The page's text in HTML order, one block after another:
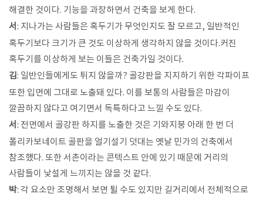
해결한 것이다. 기능을 과장하면서 건축을 보게 한다.
서 : 지나가는 사람들은 혹두기가 무엇인지도 잘 모르고, 일반적인
혹두기보다 크기가 큰 것도 이상하게 생각하지 않을 것이다.커진
혹두기를 이상하게 보는 이들은 건축가일 것이다.
김: 일반인들에게도 튀지 않을까? 골강판을 지지하기 위한 각파이프
또한 입면에 그대로 노출돼 있다. 이를 보통의 사람들은 마감이
깔끔하지 않다고 여기면서 독특하다고 느낄 수도 있다.
서 : 전면에서 골강판 하지를 노출한 것은 기와지붕 아래 한 번 더
폴리카보네이트 골판을 얼기설기 덧대는 옛날 민가의 건축에서
참조했다. 또한 서촌이라는 콘텍스트 안에 있기 때문에 거리의
사람들이 낯설게 느끼지는 않을 것 같다.
박: 각 요소만 조명해서 보면 튈 수도 있지만 길거리에서 전체적으로